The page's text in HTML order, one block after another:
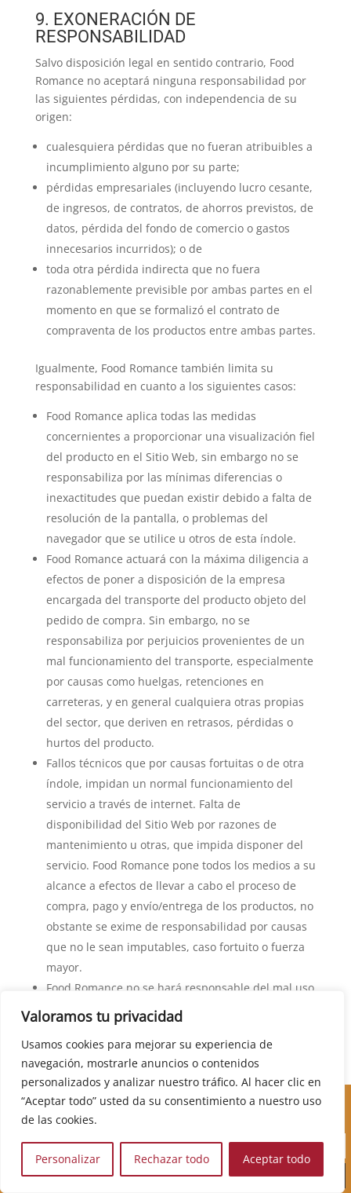
Valoramos tu privacidad
Usamos cookies para mejorar su experiencia de
navegación, mostrarle anuncios o contenidos
personalizados y analizar nuestro tráfico. Al hacer clic en
“Aceptar todo” usted da su consentimiento a nuestro uso
de las cookies.
Personalizar Rechazar todo Aceptar todo
9. EXONERACIÓN DE
RESPONSABILIDAD
Salvo disposición legal en sentido contrario, Food
Romance no aceptará ninguna responsabilidad por
las siguientes pérdidas, con independencia de su
origen:
cualesquiera pérdidas que no fueran atribuibles a
incumplimiento alguno por su parte;
pérdidas empresariales (incluyendo lucro cesante,
de ingresos, de contratos, de ahorros previstos, de
datos, pérdida del fondo de comercio o gastos
innecesarios incurridos); o de
toda otra pérdida indirecta que no fuera
razonablemente previsible por ambas partes en el
momento en que se formalizó el contrato de
compraventa de los productos entre ambas partes.
Igualmente, Food Romance también limita su
responsabilidad en cuanto a los siguientes casos:
Food Romance aplica todas las medidas
concernientes a proporcionar una visualización fiel
del producto en el Sitio Web, sin embargo no se
responsabiliza por las mínimas diferencias o
inexactitudes que puedan existir debido a falta de
resolución de la pantalla, o problemas del
navegador que se utilice u otros de esta índole.
Food Romance actuará con la máxima diligencia a
efectos de poner a disposición de la empresa
encargada del transporte del producto objeto del
pedido de compra. Sin embargo, no se
responsabiliza por perjuicios provenientes de un
mal funcionamiento del transporte, especialmente
por causas como huelgas, retenciones en
carreteras, y en general cualquiera otras propias
del sector, que deriven en retrasos, pérdidas o
hurtos del producto.
Fallos técnicos que por causas fortuitas o de otra
índole, impidan un normal funcionamiento del
servicio a través de internet. Falta de
disponibilidad del Sitio Web por razones de
mantenimiento u otras, que impida disponer del
servicio. Food Romance pone todos los medios a su
alcance a efectos de llevar a cabo el proceso de
compra, pago y envío/entrega de los productos, no
obstante se exime de responsabilidad por causas
que no le sean imputables, caso fortuito o fuerza
mayor.
Food Romance no se hará responsable del mal uso
y/o del desgaste de los productos que hayan sido
utilizados por el Usuario. Al mismo tiempo, Food
Romance tampoco se hará responsable de una
devolución errónea realizada por el Usuario. Es
responsabilidad del Usuario devolver el producto
correcto.
por ningún incumplimiento o retraso en el
cumplimiento de alguna de las obligaciones
Cursos, novedades, promociones y mucho más. Sé el